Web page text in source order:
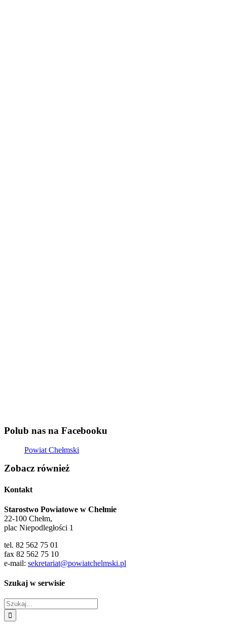
Polub nas na Facebooku
Powiat Chełmski
Zobacz również
Kontakt
Starostwo Powiatowe w Chełmie
22-100 Chełm,
plac Niepodległości 1
tel. 82 562 75 01
fax 82 562 75 10
e-mail: sekretariat@powiatchelmski.pl
Szukaj w serwisie
Szukaj